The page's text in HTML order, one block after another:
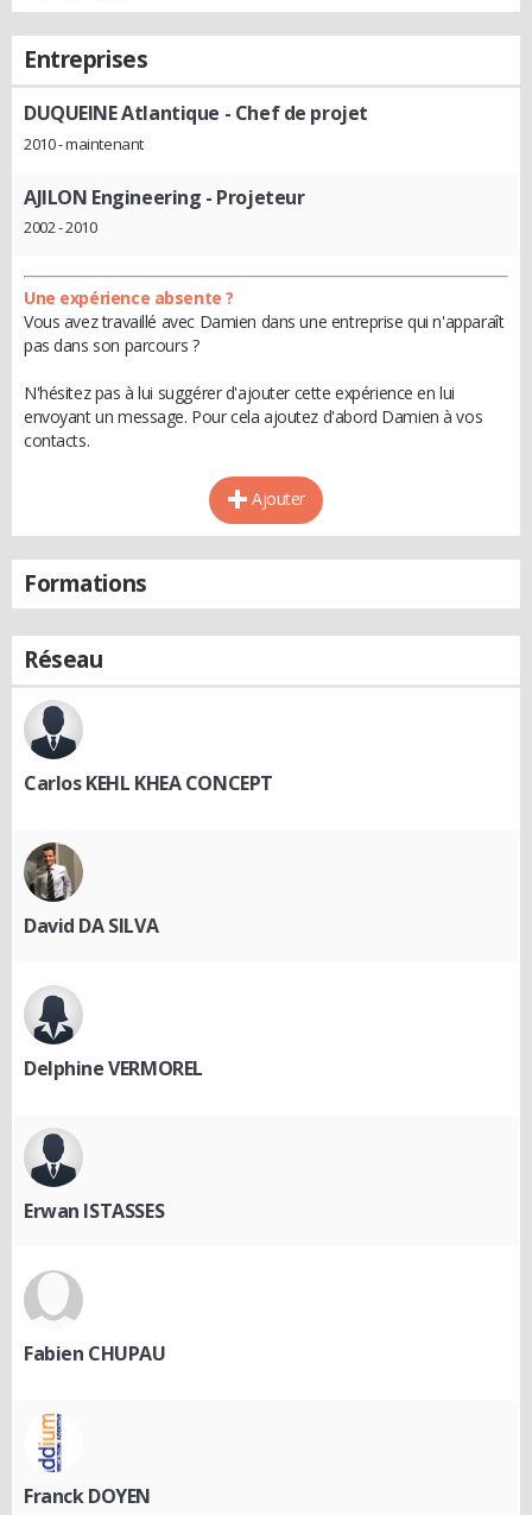
Entreprises
DUQUEINE Atlantique - Chef de projet
2010 - maintenant
AJILON Engineering - Projeteur
2002 - 2010
Une expérience absente ?
Vous avez travaillé avec Damien dans une entreprise qui n'apparaît
pas dans son parcours ?
N'hésitez pas à lui suggérer d'ajouter cette expérience en lui
envoyant un message. Pour cela ajoutez d'abord Damien à vos
contacts.
Ajouter
Formations
Réseau
Carlos KEHL KHEA CONCEPT
David DA SILVA
Delphine VERMOREL
Erwan ISTASSES
Fabien CHUPAU
Franck DOYEN